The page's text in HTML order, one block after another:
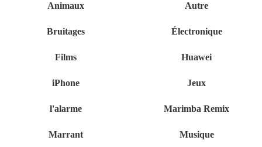
Animaux Autre
Bruitages Électronique
Films Huawei
iPhone Jeux
l'alarme Marimba Remix
Marrant Musique